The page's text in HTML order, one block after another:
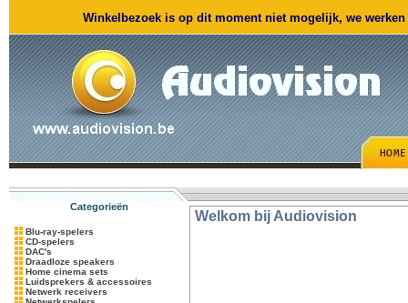
Winkelbezoek is op dit moment niet mogelijk, we
Categorieën
Blu-ray-spelers
CD-spelers
DAC's
Draadloze speakers
Home cinema sets
Luidsprekers & accessoires
Netwerk receivers
Welkom bij Audiovision